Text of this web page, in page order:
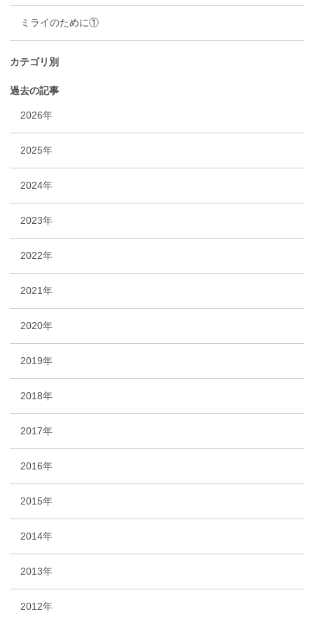
ミライのために①
カテゴリ別
過去の記事
2026年
2025年
2024年
2023年
2022年
2021年
2020年
2019年
2018年
2017年
2016年
2015年
2014年
2013年
2012年